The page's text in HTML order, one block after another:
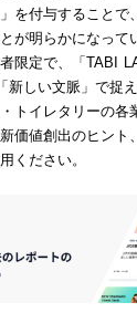
を付与することで
が明らかになって
限定で、「TABI
新しい文脈」で捉
トイレタリーの各
価値創出のヒント
ください。